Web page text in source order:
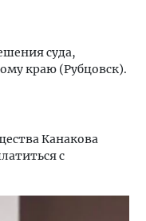
суда,
краю (Рубцовск).
Канакова
с